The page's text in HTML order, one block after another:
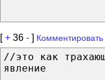
[+ 36 - ]
//это как
явление